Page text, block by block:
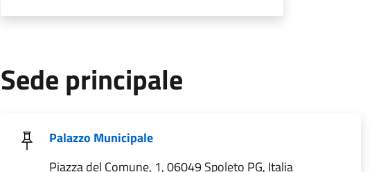
Sede principale
Palazzo Municipale
Piazza del Comune, 1, 06049 Spoleto PG, Italia